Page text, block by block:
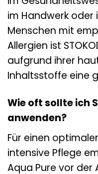
im Handwerk oder
Menschen mit
Allergien ist
aufgrund ihrer
Inhaltsstoffe eine
Wie oft sollte ich
anwenden?
Für einen
intensive Pflege
Aqua Pure vor der